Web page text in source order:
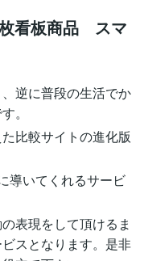
看板商品 スマ
逆に普段の生活でか
。
比較サイトの進化版
導いてくれるサービ
表現をして頂けるま
スとなります。是非